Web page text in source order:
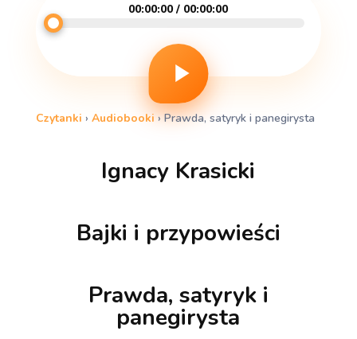
00:00:00 / 00:00:00
Czytanki › Audiobooki›Prawda, satyryk i panegirysta
Ignacy Krasicki
Bajki i przypowieści
Prawda, satyryk i
panegirysta